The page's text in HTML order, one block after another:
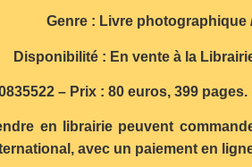
Genre : Livre photographique
Disponibilité : En vente à la
– Prix : 80 euros, 399
en librairie peuvent
avec un paiement en